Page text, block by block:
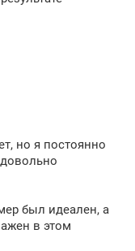
но я постоянно
был идеален, а
в этом